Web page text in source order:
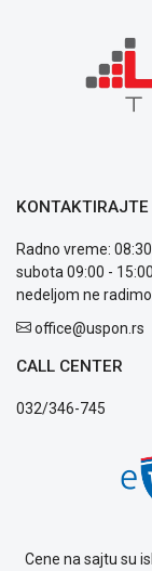
KONTAKTIRAJTE
Radno vreme:
subota 09:00 -
nedeljom ne radimo
office@uspon.rs
CALL CENTER
032/346-745
Cene na sajtu su